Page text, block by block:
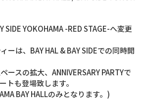
SIDE YOKOHAMA -RED STAGE-へ変更
ーは、BAY HAL & BAY SIDEでの同時開
ースの拡大、ANNIVERSARY PARTYで
トも登場致します。
BAY HALLのみとなります。)